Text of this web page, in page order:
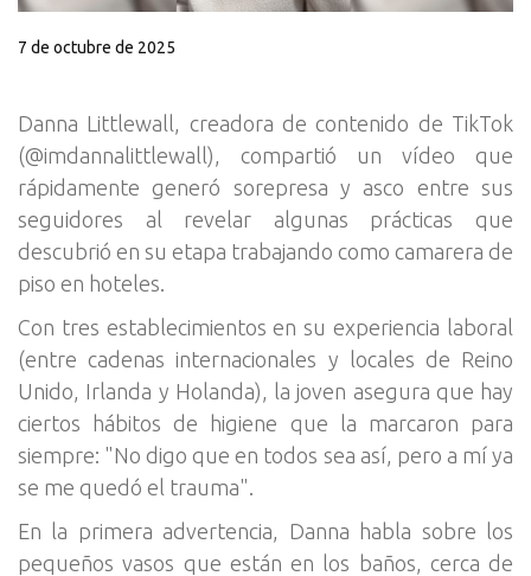
7 de octubre de 2025
Danna Littlewall, creadora de contenido de TikTok
(@imdannalittlewall), compartió un vídeo que
rápidamente generó sorepresa y asco entre sus
seguidores al revelar algunas prácticas que
descubrió en su etapa trabajando como camarera de
piso en hoteles.
Con tres establecimientos en su experiencia laboral
(entre cadenas internacionales y locales de Reino
Unido, Irlanda y Holanda), la joven asegura que hay
ciertos hábitos de higiene que la marcaron para
siempre: "No digo que en todos sea así, pero a mí ya
se me quedó el trauma".
En la primera advertencia, Danna habla sobre los
pequeños vasos que están en los baños, cerca de